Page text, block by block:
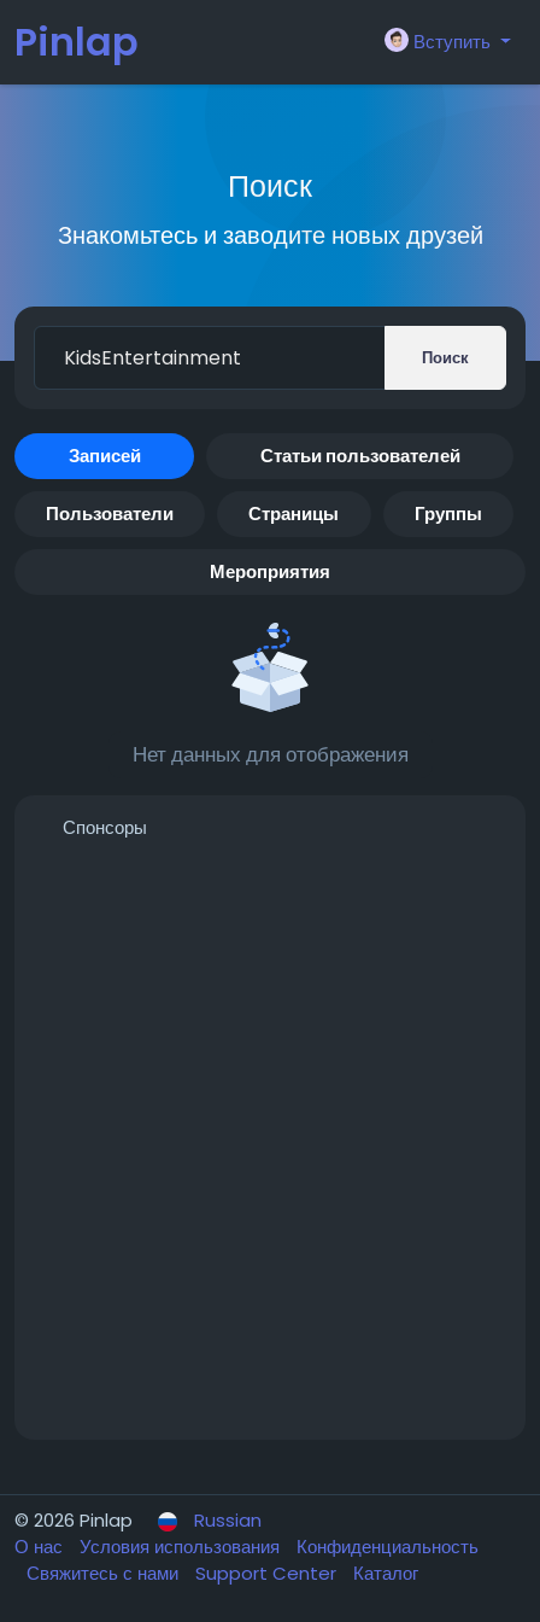
Pinlap Вступить
Поиск
Знакомьтесь и заводите новых друзей
Поиск
Записей Статьи пользователей
Пользователи Страницы Группы
Мероприятия
Нет данных для отображения
Спонсоры
© 2026 Pinlap
Russian
О нас
Условия использования
Конфиденциальность
Свяжитесь с нами
Support Center Каталог